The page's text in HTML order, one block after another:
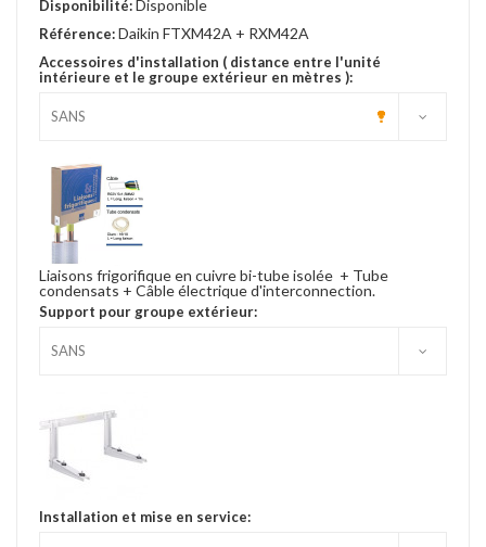
Disponibilité: Disponible
Référence:Daikin FTXM42A + RXM42A
Accessoires d'installation ( distance entre l'unité
intérieure et le groupe extérieur en mètres ):
Liaisons frigorifique en cuivre bi-tube isolée + Tube
condensats + Câble électrique d'interconnection.
Support pour groupe extérieur:
Installation et mise en service: